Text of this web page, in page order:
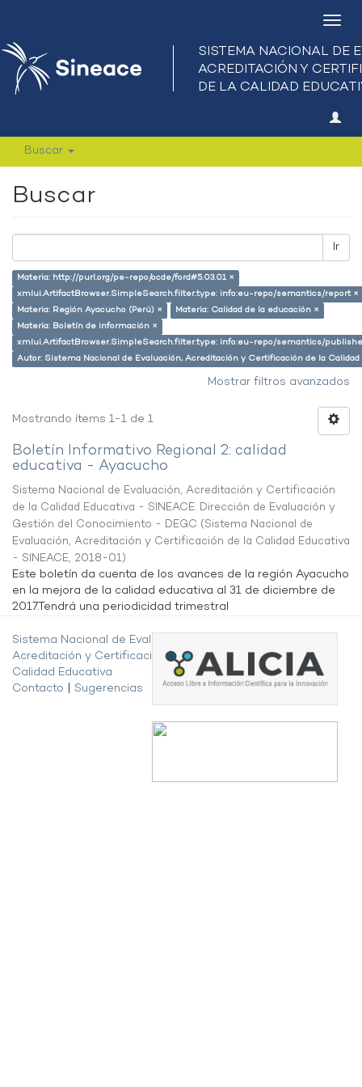
Buscar
Buscar
Ir
Materia: http://purl.org/pe-repo/ocde/ford#5.03.01 ×
xmlui.ArtifactBrowser.SimpleSearch.filter.type: info:eu-repo/semantics/report ×
Materia: Región Ayacucho (Perú) ×
Materia: Calidad de la educación ×
Materia: Boletín de información ×
xmlui.ArtifactBrowser.SimpleSearch.filter.type: info:eu-repo/semantics/
Autor: Sistema Nacional de Evaluación, Acreditación y Certificación de la
Mostrar filtros avanzados
Mostrando ítems 1-1 de 1
Boletín Informativo Regional 2: calidad
educativa - Ayacucho
Sistema Nacional de Evaluación, Acreditación y Certificación
de la Calidad Educativa - SINEACE. Dirección de Evaluación y
Gestión del Conocimiento - DEGC (Sistema Nacional de
Evaluación, Acreditación y Certificación de la Calidad Educativa
- SINEACE, 2018-01)
Este boletín da cuenta de los avances de la región Ayacucho
en la mejora de la calidad educativa al 31 de diciembre de
2017.Tendrá una periodicidad trimestral
Sistema Nacional de Evaluación,
Acreditación y Certificación de la
Calidad Educativa
Contacto
Sugerencias